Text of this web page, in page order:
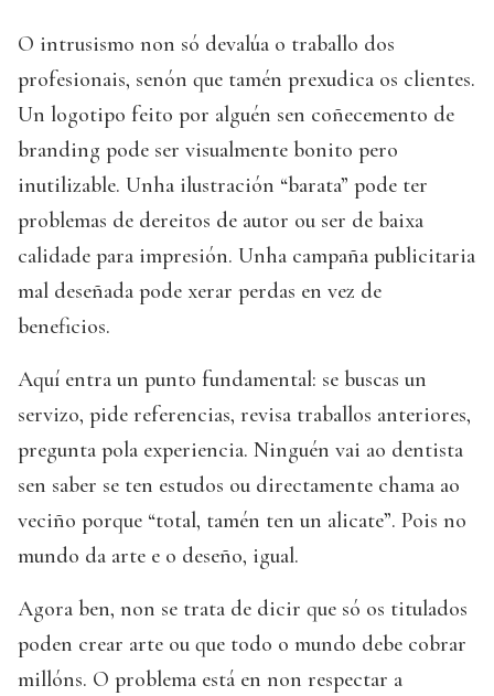
O intrusismo non só devalúa o traballo dos
profesionais, senón que tamén prexudica os clientes.
Un logotipo feito por alguén sen coñecemento de
branding pode ser visualmente bonito pero
inutilizable. Unha ilustración “barata” pode ter
problemas de dereitos de autor ou ser de baixa
calidade para impresión. Unha campaña publicitaria
mal deseñada pode xerar perdas en vez de
beneficios.
Aquí entra un punto fundamental: se buscas un
servizo, pide referencias, revisa traballos anteriores,
pregunta pola experiencia. Ninguén vai ao dentista
sen saber se ten estudos ou directamente chama ao
veciño porque “total, tamén ten un alicate”. Pois no
mundo da arte e o deseño, igual.
Agora ben, non se trata de dicir que só os titulados
poden crear arte ou que todo o mundo debe cobrar
millóns. O problema está en non respectar a